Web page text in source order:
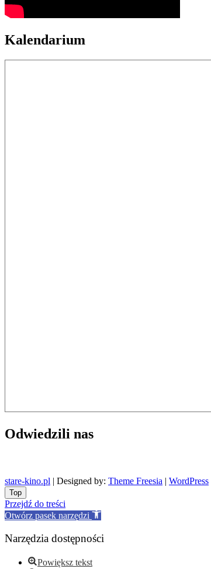
Kalendarium
Odwiedzili nas
stare-kino.pl | Designed by: Theme Freesia | WordPress
Go
to
top
Top
Przejdź do treści
Otwórz pasek narzędzi
Narzędzia dostępności
Powiększ tekst